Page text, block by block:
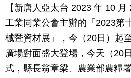
【新唐人亞太台 2023 年 10
工業同業公會主辦的「2023第
械暨資材展」，今（20日）起
廣場對面盛大登場，今天（20
式，縣長翁章梁、農業部農糧